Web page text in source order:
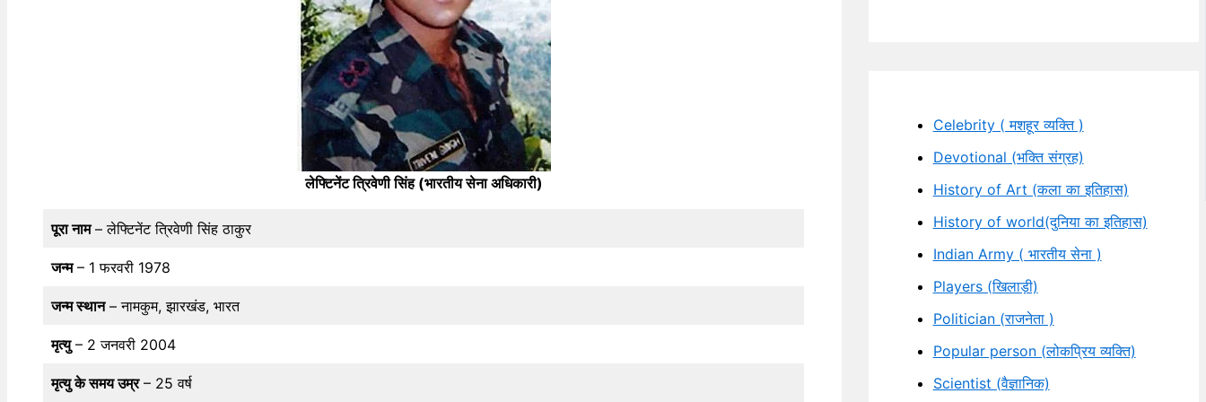
लेफ्टिनेंट त्रिवेणी सिंह (भारतीय सेना अधिकारी)
पूरा नाम– लेफ्टिनेंट त्रिवेणी सिंह ठाकुर
जन्म– 1 फरवरी 1978
जन्म स्थान– नामकुम, झारखंड, भारत
मृत्यु– 2 जनवरी 2004
मृत्यु के समय उम्र– 25 वर्ष
Celebrity ( मशहूर व्यक्ति )
Devotional (भक्ति संग्रह)
History of Art (कला का इतिहास)
History of world(दुनिया का इतिहास)
Indian Army ( भारतीय सेना )
Players (खिलाड़ी)
Politician (राजनेता )
Popular person (लोकप्रिय व्यक्ति)
Scientist (वैज्ञानिक)